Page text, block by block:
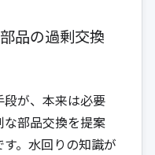
品の過剰交換
が、本来は必要
部品交換を提案
。水回りの知識が